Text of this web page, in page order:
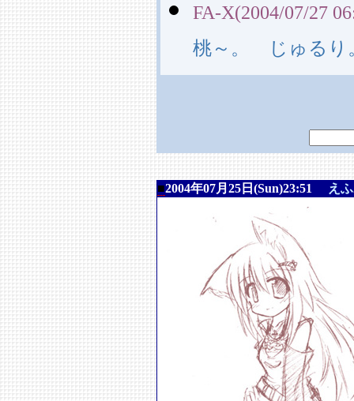
FA-X(2004/07/27
桃～。 じゅるり
■2004年07月25日(Sun)23:51 え